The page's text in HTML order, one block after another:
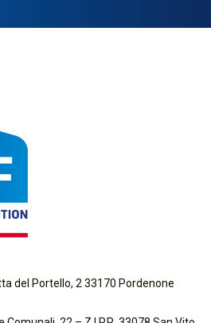
del Portello, 2 33170 Pordenone